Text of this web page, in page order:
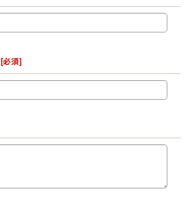
[必須]